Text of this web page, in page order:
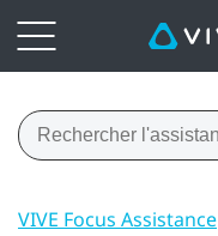
VIVE Focus Assistance